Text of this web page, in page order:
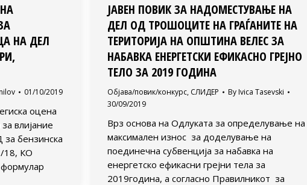
НА ДЕЛ
01/10/2019
оцена
влијание
бензинска
18, КО
ЈАВЕН ПОВИК ЗА НАДОМЕСТУВАЊЕ НА
ДЕЛ ОД ТРОШОЦИТЕ НА ГРАЃАНИТЕ НА
ТЕРИТОРИЈА НА ОПШТИНА ВЕЛЕС ЗА
НАБАВКА ЕНЕРГЕТСКИ ЕФИКАСНО ГРЕЈНО
ТЕЛО ЗА 2019 ГОДИНА
Објава/повик/конкурс, СЛИДЕР By Ivica Tasevski
30/09/2019
Врз основа на Одлуката за определување на
максимален износ за доделување на
поединечна субвенција за набавка на
енергетско ефикасни грејни тела за
2019година, а согласно Правилникот за